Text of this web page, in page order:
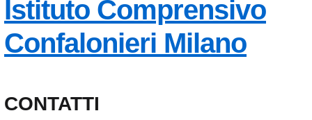
Istituto Comprensivo
Confalonieri Milano—
CONTATTI